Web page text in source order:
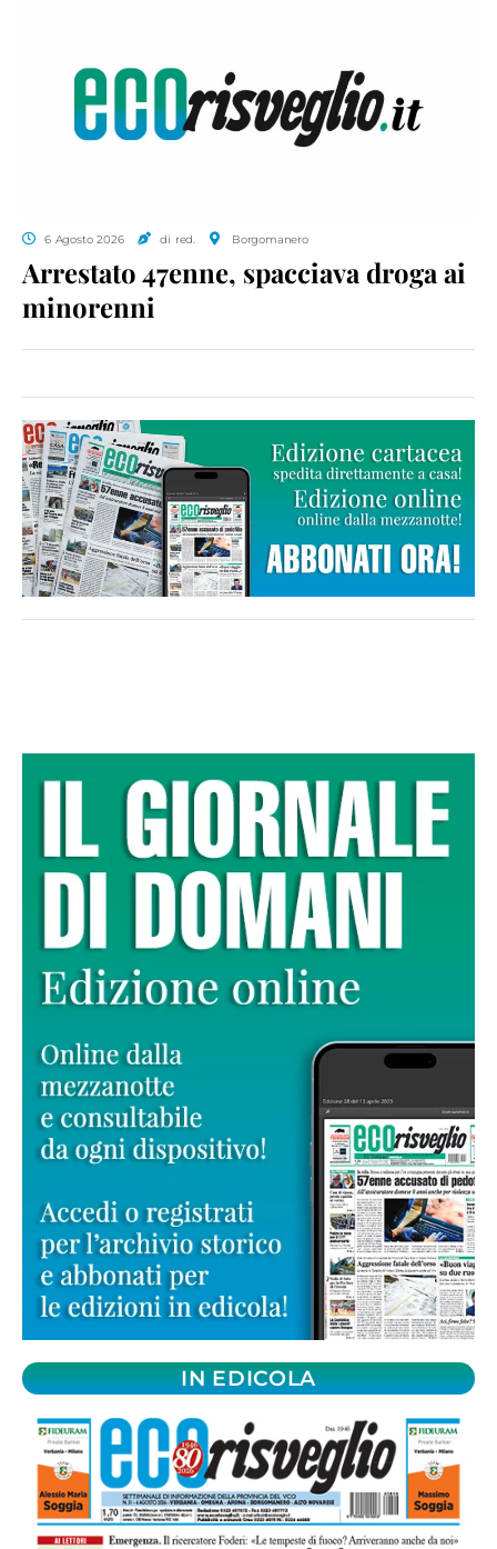
6 Agosto 2026 di red. Borgomanero
Arrestato 47enne, spacciava droga ai
minorenni
IN EDICOLA